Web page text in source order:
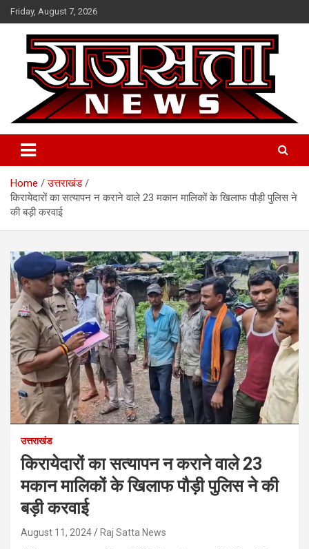
Skip
to
content
Friday, August 7, 2026
Raj Satta News
Home
उत्तराखंड
किरायेदारों का सत्यापन न कराने वाले 23 मकान मालिकों के खिलाफ पौड़ी पुलिस ने
की बड़ी करवाई
उत्तराखंड
किरायेदारों का सत्यापन न कराने वाले 23
मकान मालिकों के खिलाफ पौड़ी पुलिस ने की
बड़ी करवाई
August 11, 2024 Raj Satta News